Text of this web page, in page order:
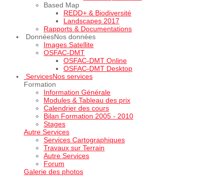
Based Map
REDD+ & Biodiversité
Landscapes 2017
Rapports & Documentations
DonnéesNos données
Images Satellite
OSFAC-DMT
OSFAC-DMT Online
OSFAC-DMT Desktop
ServicesNos services
Formation
Information Générale
Modules & Tableau des prix
Calendrier des cours
Bilan Formation 2005 - 2010
Stages
Autre Services
Services Cartographiques
Travaux sur Terrain
Autre Services
Forum
Galerie des photos